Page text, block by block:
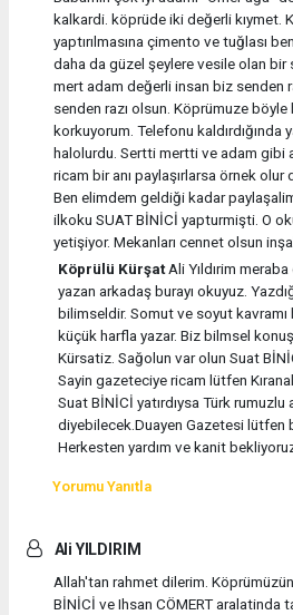
kalkardi. köprüde iki değerli kıymet.
yaptırılmasına çimento ve tuğlası
daha da güzel şeylere vesile olan
mert adam değerli insan biz senden
senden razı olsun. Köprümuze
korkuyorum. Telefonu kaldırdığında
halolurdu. Sertti mertti ve adam gibi
ricam bir anı paylaşırlarsa örnek
Ben elimdem geldiği kadar
ilkoku SUAT BİNİCİ yapturmişti. O
yetişiyor. Mekanları cennet olsun
Köprülü KürşatAli Yıldırim
yazan arkadaş burayı okuyuz.
bilimseldir. Somut ve soyut
küçük harfla yazar. Biz bilmsel
Kürsatiz. Sağolun var olun Suat
Sayin gazeteciye ricam lütfen
Suat BİNİCİ yatırdıysa Türk rumuzlu
diyebilecek.Duayen Gazetesi lütfen
Herkesten yardım ve kanit
Yorumu Yanıtla
Ali YILDIRIM
Allah'tan rahmet dilerim.
BİNİCİ ve Ihsan CÖMERT aralatinda